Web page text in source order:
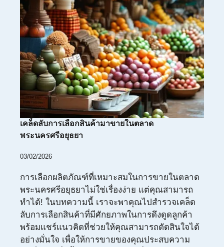
เคล็ดลับการเลือกสินค้ามาขายในตลาด
พระนครศรีอยุธยา
03/02/2026
การเลือกผลิตภัณฑ์ที่เหมาะสมในการขายในตลาด
พระนครศรีอยุธยาไม่ใช่เรื่องง่าย แต่คุณสามารถ
ทำได้! ในบทความนี้ เราจะพาคุณไปสำรวจเคล็ด
ลับการเลือกสินค้าที่มีศักยภาพในการดึงดูดลูกค้า
พร้อมแชร์แนวคิดที่ช่วยให้คุณสามารถตัดสินใจได้
อย่างมั่นใจ เพื่อให้การขายของคุณประสบความ